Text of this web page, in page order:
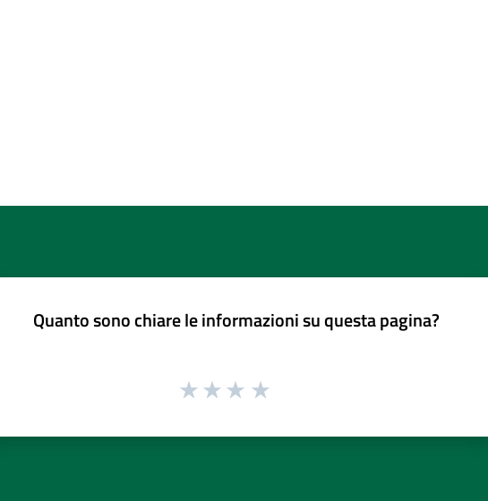
Quanto sono chiare le informazioni su questa pagina?